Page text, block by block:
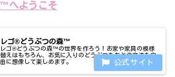
へようこそ
レゴ®どうぶつの森™
レゴ®どうぶつの森™の世界を作ろう！お家や家具の模様
替えはもちろん、お気に入りのどうぶつたちとの交流も自
由に想像して楽しめます。